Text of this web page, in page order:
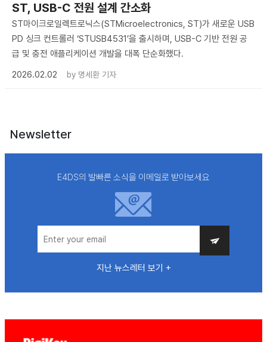
ST, USB-C 전원 설계 간소화
ST마이크로일렉트로닉스(STMicroelectronics, ST)가 새로운 USB
PD 싱크 컨트롤러 ‘STUSB4531’을 출시하며, USB-C 기반 전원 공
급 및 충전 애플리케이션 개발을 대폭 단순화했다.
2026.02.02
by 명세환 기자
Newsletter
E4DS의 발빠른 소식을 이메일로 받아보세요
지난 뉴스레터 보기 +